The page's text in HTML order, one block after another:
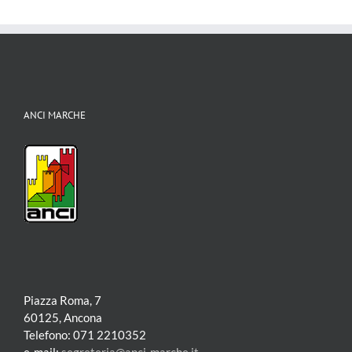
ANCI MARCHE
Piazza Roma, 7
60125, Ancona
Telefono: 071 2210352